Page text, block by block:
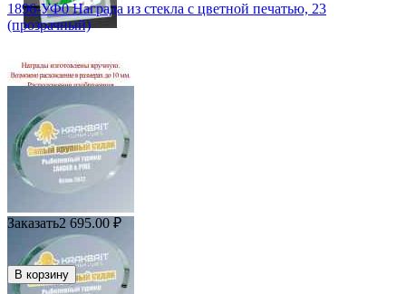
1896-УФ0 Награда из стекла с цветной печатью, 23
(прозрачный)
Заказать2 695.00 ₽
В корзину